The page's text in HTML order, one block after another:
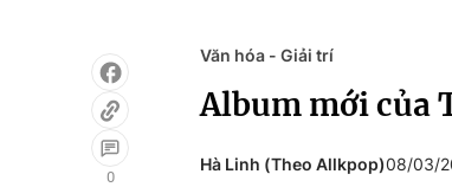
0
Văn hóa - Giải trí
Album mới của
Hà Linh (Theo Allkpop)08/03/